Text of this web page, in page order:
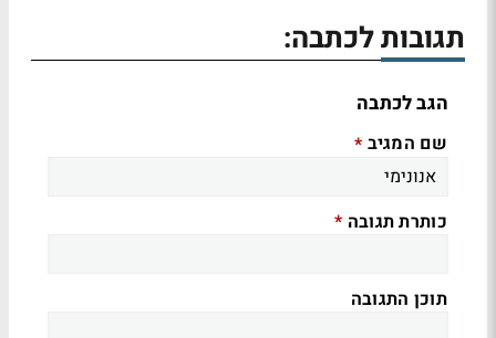
תגובות לכתבה:
הגב לכתבה
שם המגיב *
כותרת תגובה *
תוכן התגובה